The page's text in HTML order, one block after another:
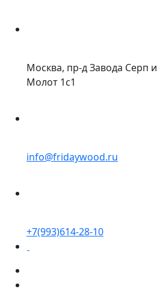
Москва, пр-д Завода Серп и
Молот 1с1
info@fridaywood.ru
+7(993)614-28-10